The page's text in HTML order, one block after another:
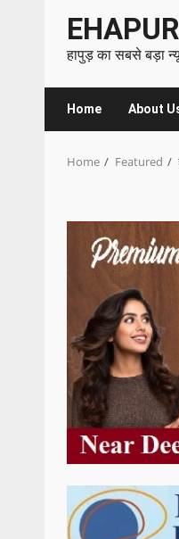
हापुड़ का सबसे बड़ा
Home About
Home Featured